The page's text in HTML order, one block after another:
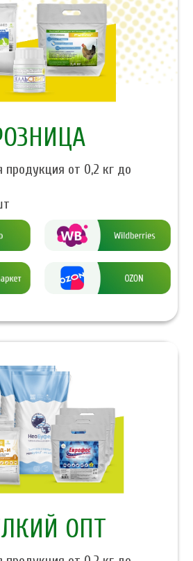
продукция от 0,2 кг до
ОПТ